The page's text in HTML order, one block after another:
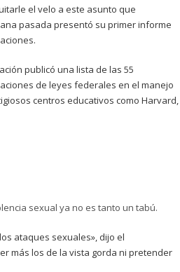
el velo a este asunto que
pasada presentó su primer informe
publicó una lista de las 55
de leyes federales en el manejo
centros educativos como Harvard,
sexual ya no es tanto un tabú.
ataques sexuales», dijo el
más los de la vista gorda ni pretender